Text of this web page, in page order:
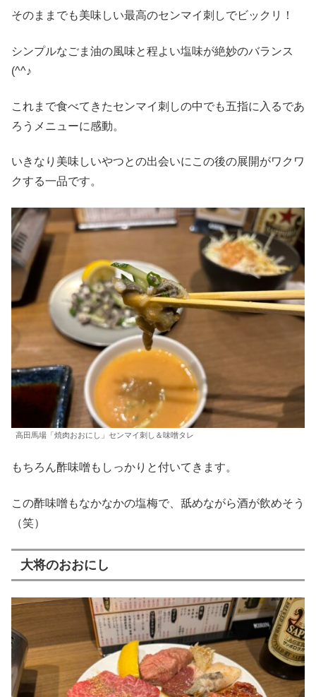
そのままでも美味しい最高のセンマイ刺しでビックリ！
シンプルなごま油の風味と程よい塩味が絶妙のバランス
(^^♪
これまで食べてきたセンマイ刺しの中でも五指に入るであ
ろうメニューに感動。
いきなり美味しいやつとの出会いにこの後の展開がワクワ
クする一品です。
高田馬場「焼肉おおにし」センマイ刺し＆味噌タレ
もちろん酢味噌もしっかりと付いてきます。
この酢味噌もなかなかの塩梅で、舐めながら酒が飲めそう
（笑）
大将のおおにし